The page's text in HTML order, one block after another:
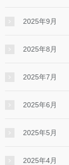
2025年9月
2025年8月
2025年7月
2025年6月
2025年5月
2025年4月